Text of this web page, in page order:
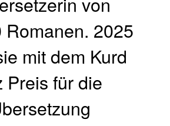
Romanen. 2025
mit dem Kurd
Preis für die